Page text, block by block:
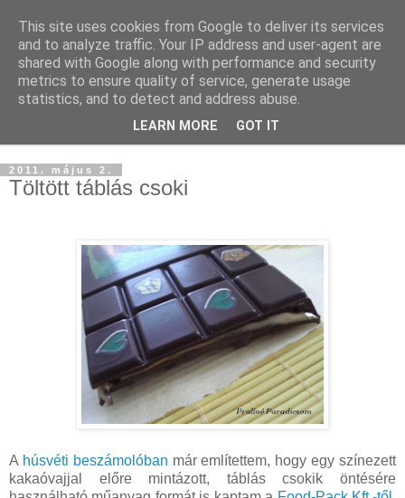
2011. május 2.
Töltött táblás csoki
A húsvéti beszámolóban már említettem, hogy egy színezett
kakaóvajjal előre mintázott, táblás csokik öntésére
This site uses cookies from Google to deliver its services
and to analyze traffic. Your IP address and user-agent are
shared with Google along with performance and security
metrics to ensure quality of service, generate usage
statistics, and to detect and address abuse.
LEARN MORE GOT IT